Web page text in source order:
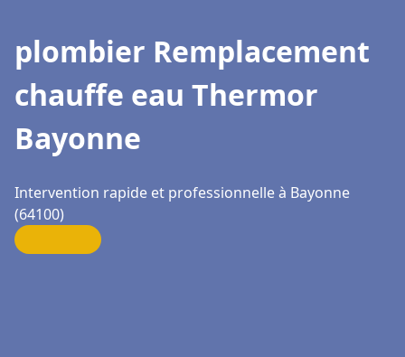
plombier Remplacement
chauffe eau Thermor
Bayonne
Intervention rapide et professionnelle à Bayonne
(64100)